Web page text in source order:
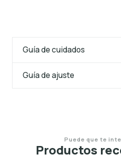
Guía de cuidados
Guía de ajuste
Puede que te
Productos